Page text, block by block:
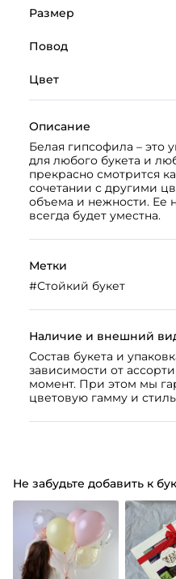
Размер
Повод
Цвет
Описание
Белая гипсофила – это
для любого букета и
прекрасно смотрится
сочетании с другими
объема и нежности. Ее
всегда будет уместна.
Метки
#Стойкий букет
Наличие и внешний
Состав букета и
зависимости от
момент. При этом мы
цветовую гамму и стиль
Не забудьте добавить к